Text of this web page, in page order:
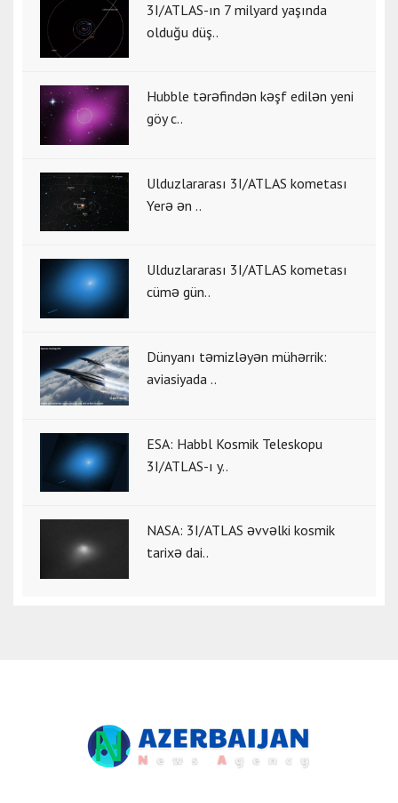
3I/ATLAS-ın 7 milyard yaşında
olduğu düş..
Hubble tərəfindən kəşf edilən yeni
göy c..
Ulduzlararası 3I/ATLAS kometası
Yerə ən ..
Ulduzlararası 3I/ATLAS kometası
cümə gün..
Dünyanı təmizləyən mühərrik:
aviasiyada ..
ESA: Habbl Kosmik Teleskopu
3I/ATLAS-ı y..
NASA: 3I/ATLAS əvvəlki kosmik
tarixə dai..